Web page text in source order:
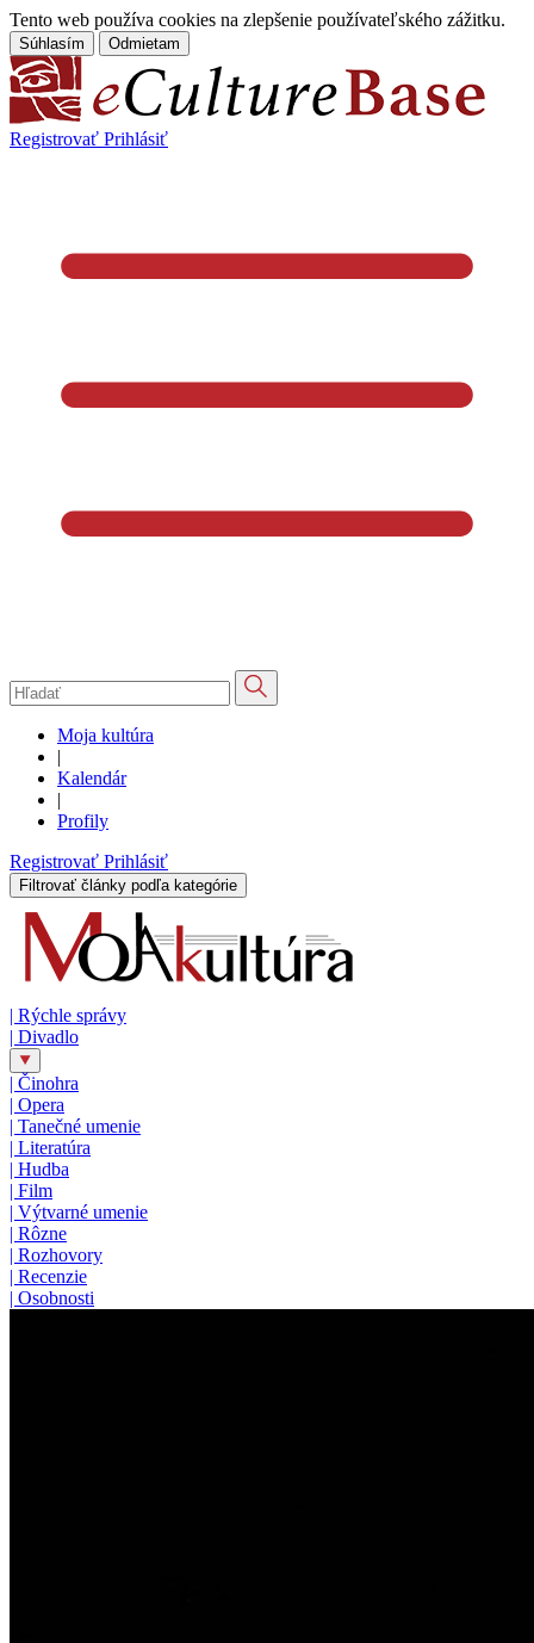
Tento web používa cookies na zlepšenie používateľského zážitku.
Súhlasím Odmietam
Registrovať Prihlásiť
Moja kultúra
|
Kalendár
|
Profily
Registrovať Prihlásiť
Filtrovať články podľa kategórie
| Rýchle správy
| Divadlo
| Činohra
| Opera
| Tanečné umenie
| Literatúra
| Hudba
| Film
| Výtvarné umenie
| Rôzne
| Rozhovory
| Recenzie
| Osobnosti